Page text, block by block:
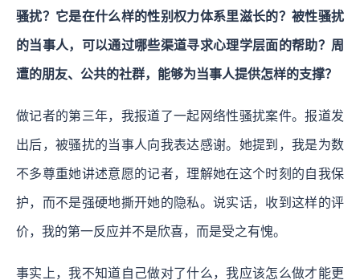
骚扰？它是在什么样的性别权力体系里滋长的？被性骚扰
的当事人，可以通过哪些渠道寻求心理学层面的帮助？周
遭的朋友、公共的社群，能够为当事人提供怎样的支撑？
做记者的第三年，我报道了一起网络性骚扰案件。报道发
出后，被骚扰的当事人向我表达感谢。她提到，我是为数
不多尊重她讲述意愿的记者，理解她在这个时刻的自我保
护，而不是强硬地撕开她的隐私。说实话，收到这样的评
价，我的第一反应并不是欣喜，而是受之有愧。
事实上，我不知道自己做对了什么，我应该怎么做才能更